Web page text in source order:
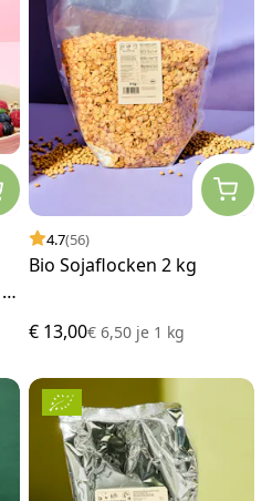
4.7(56)
Bio Sojaflocken 2 kg
€ 13,00€ 6,50 je 1 kg